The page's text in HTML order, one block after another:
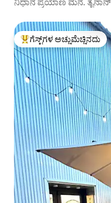
ಗೆಸ್ಟ್‌ಗಳಿಗೆ ಅತಿ ಹೆಚ್ಚು
ಗೆಸ್ಟ್‌ಗಳ ಅಚ್ಚುಮೆಚ್ಚಿನದು